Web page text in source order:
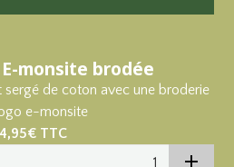
monsite brodée
de coton avec une broderie
e-monsite
TTC